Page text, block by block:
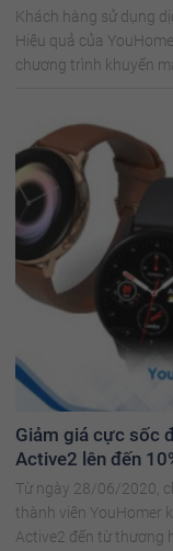
Khách hàng sử dụng
Hiệu quả của
chương trình khuyến
Giảm giá cực sốc
Active2 lên đến
Từ ngày 28/06/2020,
thành viên YouHomer
Active2 đến từ thương